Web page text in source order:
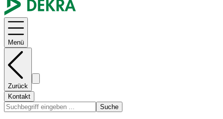
Menü
Zurück
Kontakt
Suche